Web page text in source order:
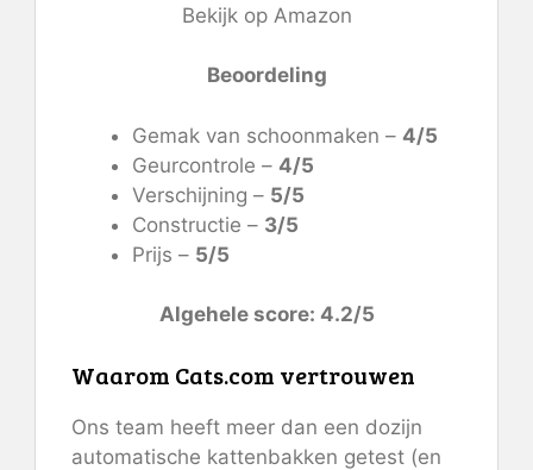
Bekijk op Amazon
Beoordeling
Gemak van schoonmaken – 4/5
Geurcontrole – 4/5
Verschijning – 5/5
Constructie – 3/5
Prijs – 5/5
Algehele score: 4.2/5
Waarom Cats.com vertrouwen
Ons team heeft meer dan een dozijn
automatische kattenbakken getest (en